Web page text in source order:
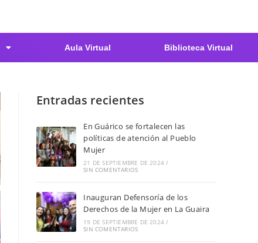
Aula Virtual Biblioteca Virtual
Entradas recientes
En Guárico se fortalecen las
políticas de atención al Pueblo
Mujer
21 DE SEPTIEMBRE DE 2024 /
SIN COMENTARIOS
Inauguran Defensoría de los
Derechos de la Mujer en La Guaira
19 DE SEPTIEMBRE DE 2024 /
SIN COMENTARIOS